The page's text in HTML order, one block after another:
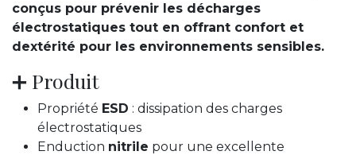
conçus pour prévenir les décharges
électrostatiques tout en offrant confort et
dextérité pour les environnements sensibles.
➕ Produit
Propriété ESD : dissipation des charges
électrostatiques
Enduction nitrile pour une excellente